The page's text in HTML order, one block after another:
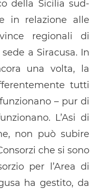
della Sicilia sud-
in relazione alle
regionali di
a Siracusa. In
una volta, la
tutti
– pur di
L’Asi di
non può subire
che si sono
per l’Area di
ha gestito, da